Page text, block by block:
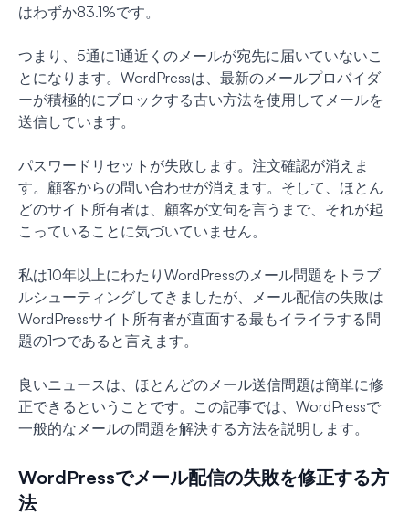
はわずか83.1%です。
つまり、5通に1通近くのメールが宛先に届いていないこ
とになります。WordPressは、最新のメールプロバイダ
ーが積極的にブロックする古い方法を使用してメールを
送信しています。
パスワードリセットが失敗します。注文確認が消えま
す。顧客からの問い合わせが消えます。そして、ほとん
どのサイト所有者は、顧客が文句を言うまで、それが起
こっていることに気づいていません。
私は10年以上にわたりWordPressのメール問題をトラブ
ルシューティングしてきましたが、メール配信の失敗は
WordPressサイト所有者が直面する最もイライラする問
題の1つであると言えます。
良いニュースは、ほとんどのメール送信問題は簡単に修
正できるということです。この記事では、WordPressで
一般的なメールの問題を解決する方法を説明します。
WordPressでメール配信の失敗を修正する方
法